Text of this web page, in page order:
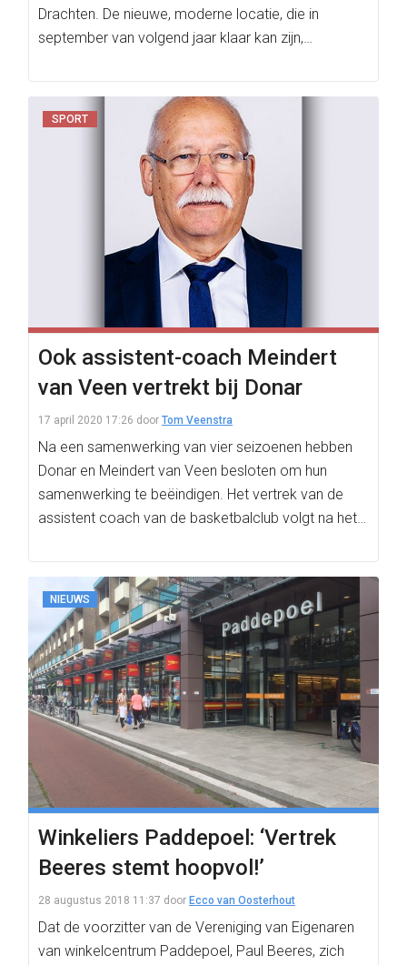
Drachten. De nieuwe, moderne locatie, die in
september van volgend jaar klaar kan zijn,…
SPORT
Ook assistent-coach Meindert
van Veen vertrekt bij Donar
17 april 2020 17:26 door Tom Veenstra
Na een samenwerking van vier seizoenen hebben
Donar en Meindert van Veen besloten om hun
samenwerking te beëindigen. Het vertrek van de
assistent coach van de basketbalclub volgt na het…
NIEUWS
Winkeliers Paddepoel: ‘Vertrek
Beeres stemt hoopvol!’
28 augustus 2018 11:37 door Ecco van Oosterhout
Dat de voorzitter van de Vereniging van Eigenaren
van winkelcentrum Paddepoel, Paul Beeres, zich